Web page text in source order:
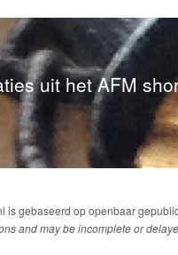
uit het AFM
is gebaseerd op openbaar
and may be incomplete or